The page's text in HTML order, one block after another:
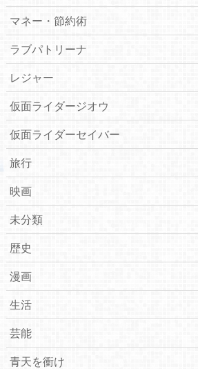
マネー・節約術
ラブパトリーナ
レジャー
仮面ライダージオウ
仮面ライダーセイバー
旅行
映画
未分類
歴史
漫画
生活
芸能
青天を衝け